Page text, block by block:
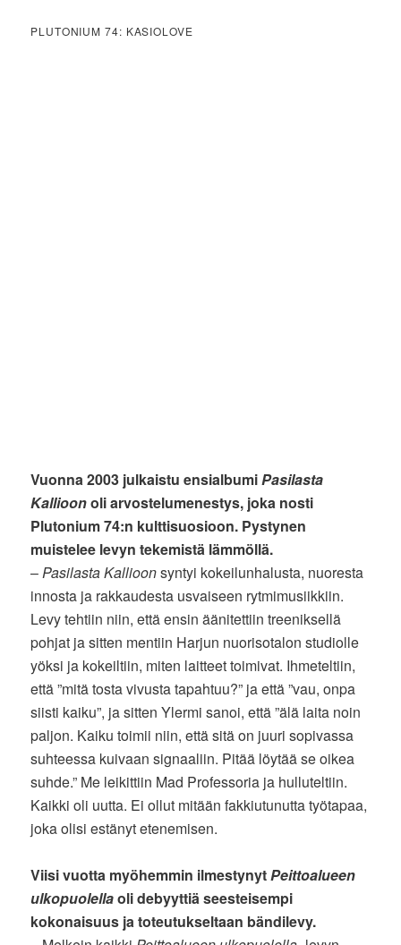
PLUTONIUM 74: KASIOLOVE
Vuonna 2003 julkaistu ensialbumiPasilasta
Kallioonoli arvostelumenestys, joka nosti
Plutonium 74:n kulttisuosioon. Pystynen
muistelee levyn tekemistä lämmöllä.
–Pasilasta Kallioonsyntyi kokeilunhalusta, nuoresta
innosta ja rakkaudesta usvaiseen rytmimusiikkiin.
Levy tehtiin niin, että ensin äänitettiin treeniksellä
pohjat ja sitten mentiin Harjun nuorisotalon studiolle
yöksi ja kokeiltiin, miten laitteet toimivat. Ihmeteltiin,
että ”mitä tosta vivusta tapahtuu?” ja että ”vau, onpa
siisti kaiku”, ja sitten Ylermi sanoi, että ”älä laita noin
paljon. Kaiku toimii niin, että sitä on juuri sopivassa
suhteessa kuivaan signaaliin. Pitää löytää se oikea
suhde.” Me leikittiin Mad Professoria ja hulluteltiin.
Kaikki oli uutta. Ei ollut mitään fakkiutunutta työtapaa,
joka olisi estänyt etenemisen.
Viisi vuotta myöhemmin ilmestynytPeittoalueen
ulkopuolellaoli debyyttiä seesteisempi
kokonaisuus ja toteutukseltaan bändilevy.